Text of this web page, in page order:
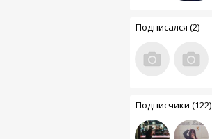
Подписался (2)
Подписчики (122)